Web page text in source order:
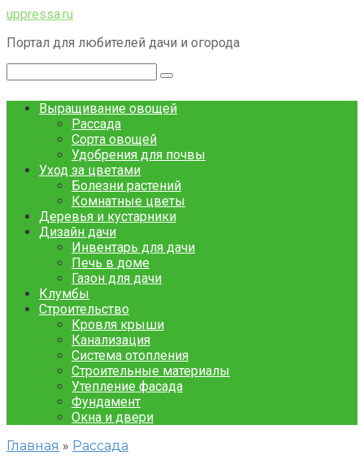
Перейти
контенту
uppressa.ru
Портал для любителей дачи и огорода
Выращивание овощей
Рассада
Сорта овощей
Удобрения для почвы
Уход за цветами
Болезни растений
Комнатные цветы
Деревья и кустарники
Дизайн дачи
Инвентарь для дачи
Печь в доме
Газон для дачи
Клумбы
Строительство
Кровля крыши
Канализация
Система отопления
Строительные материалы
Утепление фасада
Фундамент
Окна и двери
Главная » Рассада